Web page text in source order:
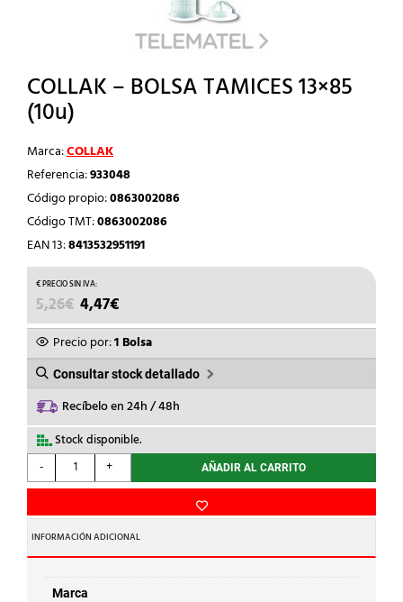
COLLAK – BOLSA TAMICES 13×85
(10u)
Marca:COLLAK
Referencia:933048
Código propio:0863002086
Código TMT:0863002086
EAN 13:8413532951191
5,26€ EL
PRECIO
ORIGINAL
ERA:
5,26€.
4,47€
PRECIO
ACTUAL
ES:
4,47€.
Precio por:1 Bolsa
Consultar stock detallado
Recíbelo en 24h / 48h
Stock disponible.
-
COLLAK
-
TAMICES
13x85
(10u)
cantidad
+ AÑADIR AL CARRITO
INFORMACIÓN ADICIONAL
Marca